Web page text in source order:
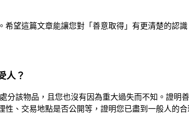
望這篇文章能讓您對「善意取得」有更清楚的認識
人？
分該物品，且您也沒有因為重大過失而不知。證明
、交易地點是否公開等，證明您已盡到一般人的合